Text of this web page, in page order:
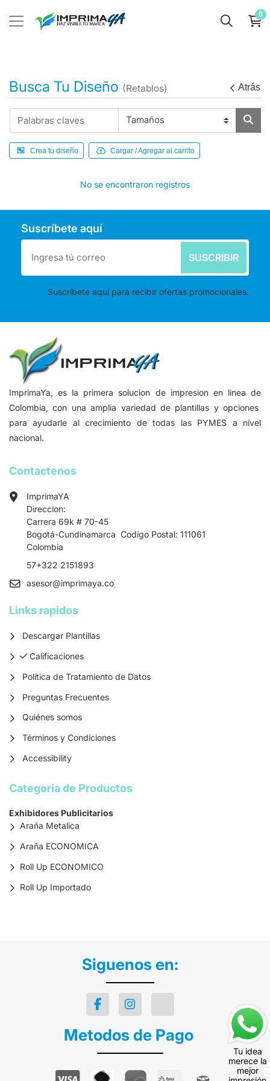
0
Busca Tu Diseño (Retablos) Atrás
Crea tu diseño Cargar / Agregar al carrito
No se encontraron registros
Suscríbete aquí
SUSCRIBIR
Suscríbete aquí para recibir ofertas promocionales.
ImprimaYa, es la primera solucion de impresion en linea de
Colombia, con una amplia variedad de plantillas y opciones
para ayudarle al crecimiento de todas las PYMES a nivel
nacional.
Contactenos
ImprimaYA
Direccion:
Carrera 69k # 70-45
Bogotá-Cundinamarca Codigo Postal: 111061
Colombia
57+322 2151893
asesor@imprimaya.co
Links rapidos
Descargar Plantillas
Calificaciones
Calificaciones
Política de Tratamiento de Datos
Preguntas Frecuentes
Quiénes somos
Términos y Condiciones
Accessibility
Categoria de Productos
Exhibidores Publicitarios
Araña Metalica
Araña ECONOMICA
Roll Up ECONOMICO
Roll Up Importado
Siguenos en:
Metodos de Pago
Tu idea
merece la
mejor